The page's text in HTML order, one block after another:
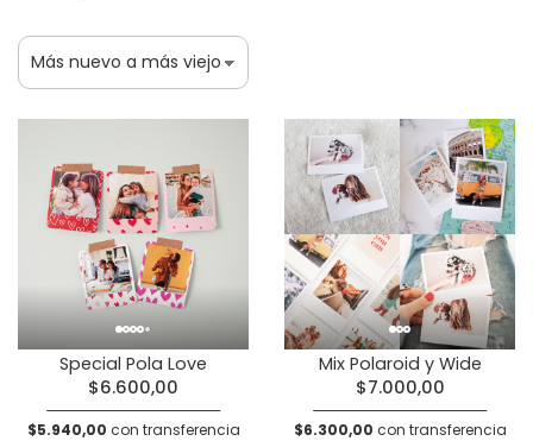
Special Pola Love
$6.600,00
$5.940,00 con transferencia
Mix Polaroid y Wide
$7.000,00
$6.300,00 con transferencia